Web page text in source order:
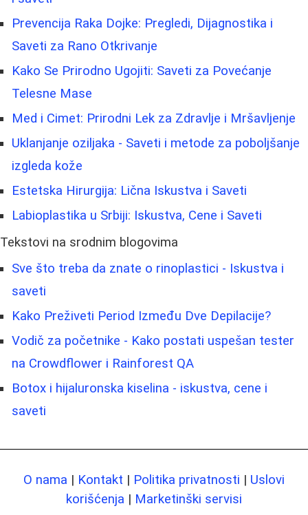
Prevencija Raka Dojke: Pregledi, Dijagnostika i
Saveti za Rano Otkrivanje
Kako Se Prirodno Ugojiti: Saveti za Povećanje
Telesne Mase
Med i Cimet: Prirodni Lek za Zdravlje i Mršavljenje
Uklanjanje oziljaka - Saveti i metode za poboljšanje
izgleda kože
Estetska Hirurgija: Lična Iskustva i Saveti
Labioplastika u Srbiji: Iskustva, Cene i Saveti
Tekstovi na srodnim blogovima
Sve što treba da znate o rinoplastici - Iskustva i
saveti
Kako Preživeti Period Između Dve Depilacije?
Vodič za početnike - Kako postati uspešan tester
na Crowdflower i Rainforest QA
Botox i hijaluronska kiselina - iskustva, cene i
saveti
O nama | Kontakt | Politika privatnosti | Uslovi
korišćenja | Marketinški servisi